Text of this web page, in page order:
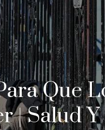
Que
| Salud Y